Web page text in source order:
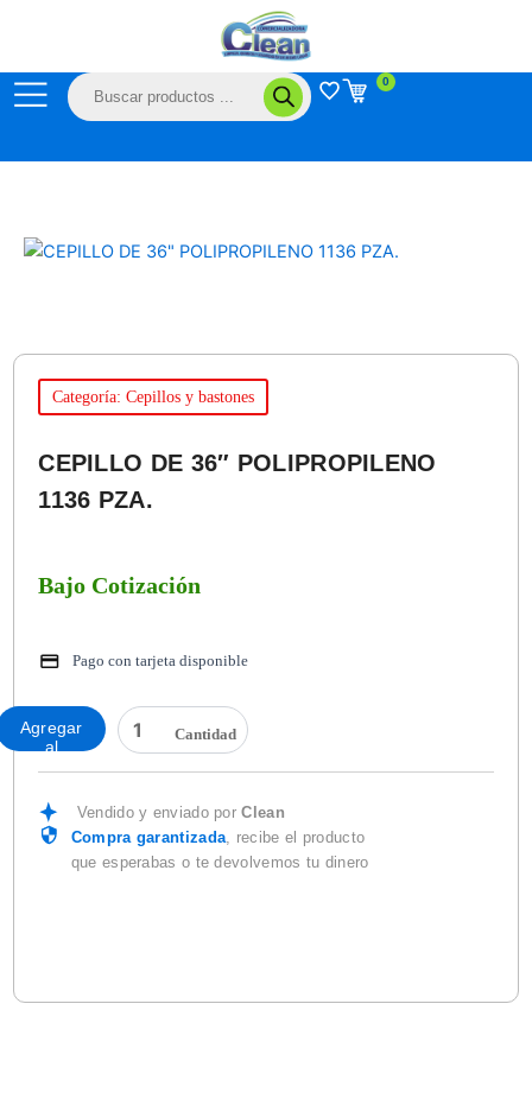
contenido
Búsqueda
de
0
Categoría: Cepillos y bastones
CEPILLO DE 36″ POLIPROPILENO
1136 PZA.
Bajo Cotización
Pago con tarjeta disponible
CEPILLO
DE
1136
PZA.
cantidad
Agregar
al
Vendido y enviado porClean
Compra garantizada, recibe el producto
que esperabas o te devolvemos tu dinero